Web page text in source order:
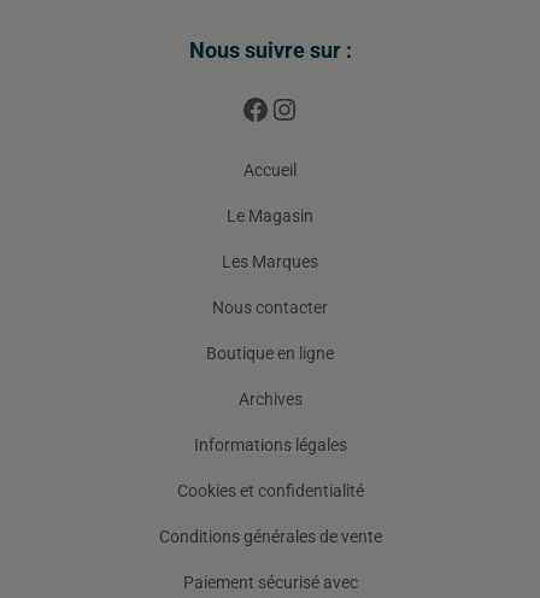
Nous suivre sur :
Accueil
Le Magasin
Les Marques
Nous contacter
Boutique en ligne
Archives
Informations légales
Cookies et confidentialité
Conditions générales de vente
Paiement sécurisé avec